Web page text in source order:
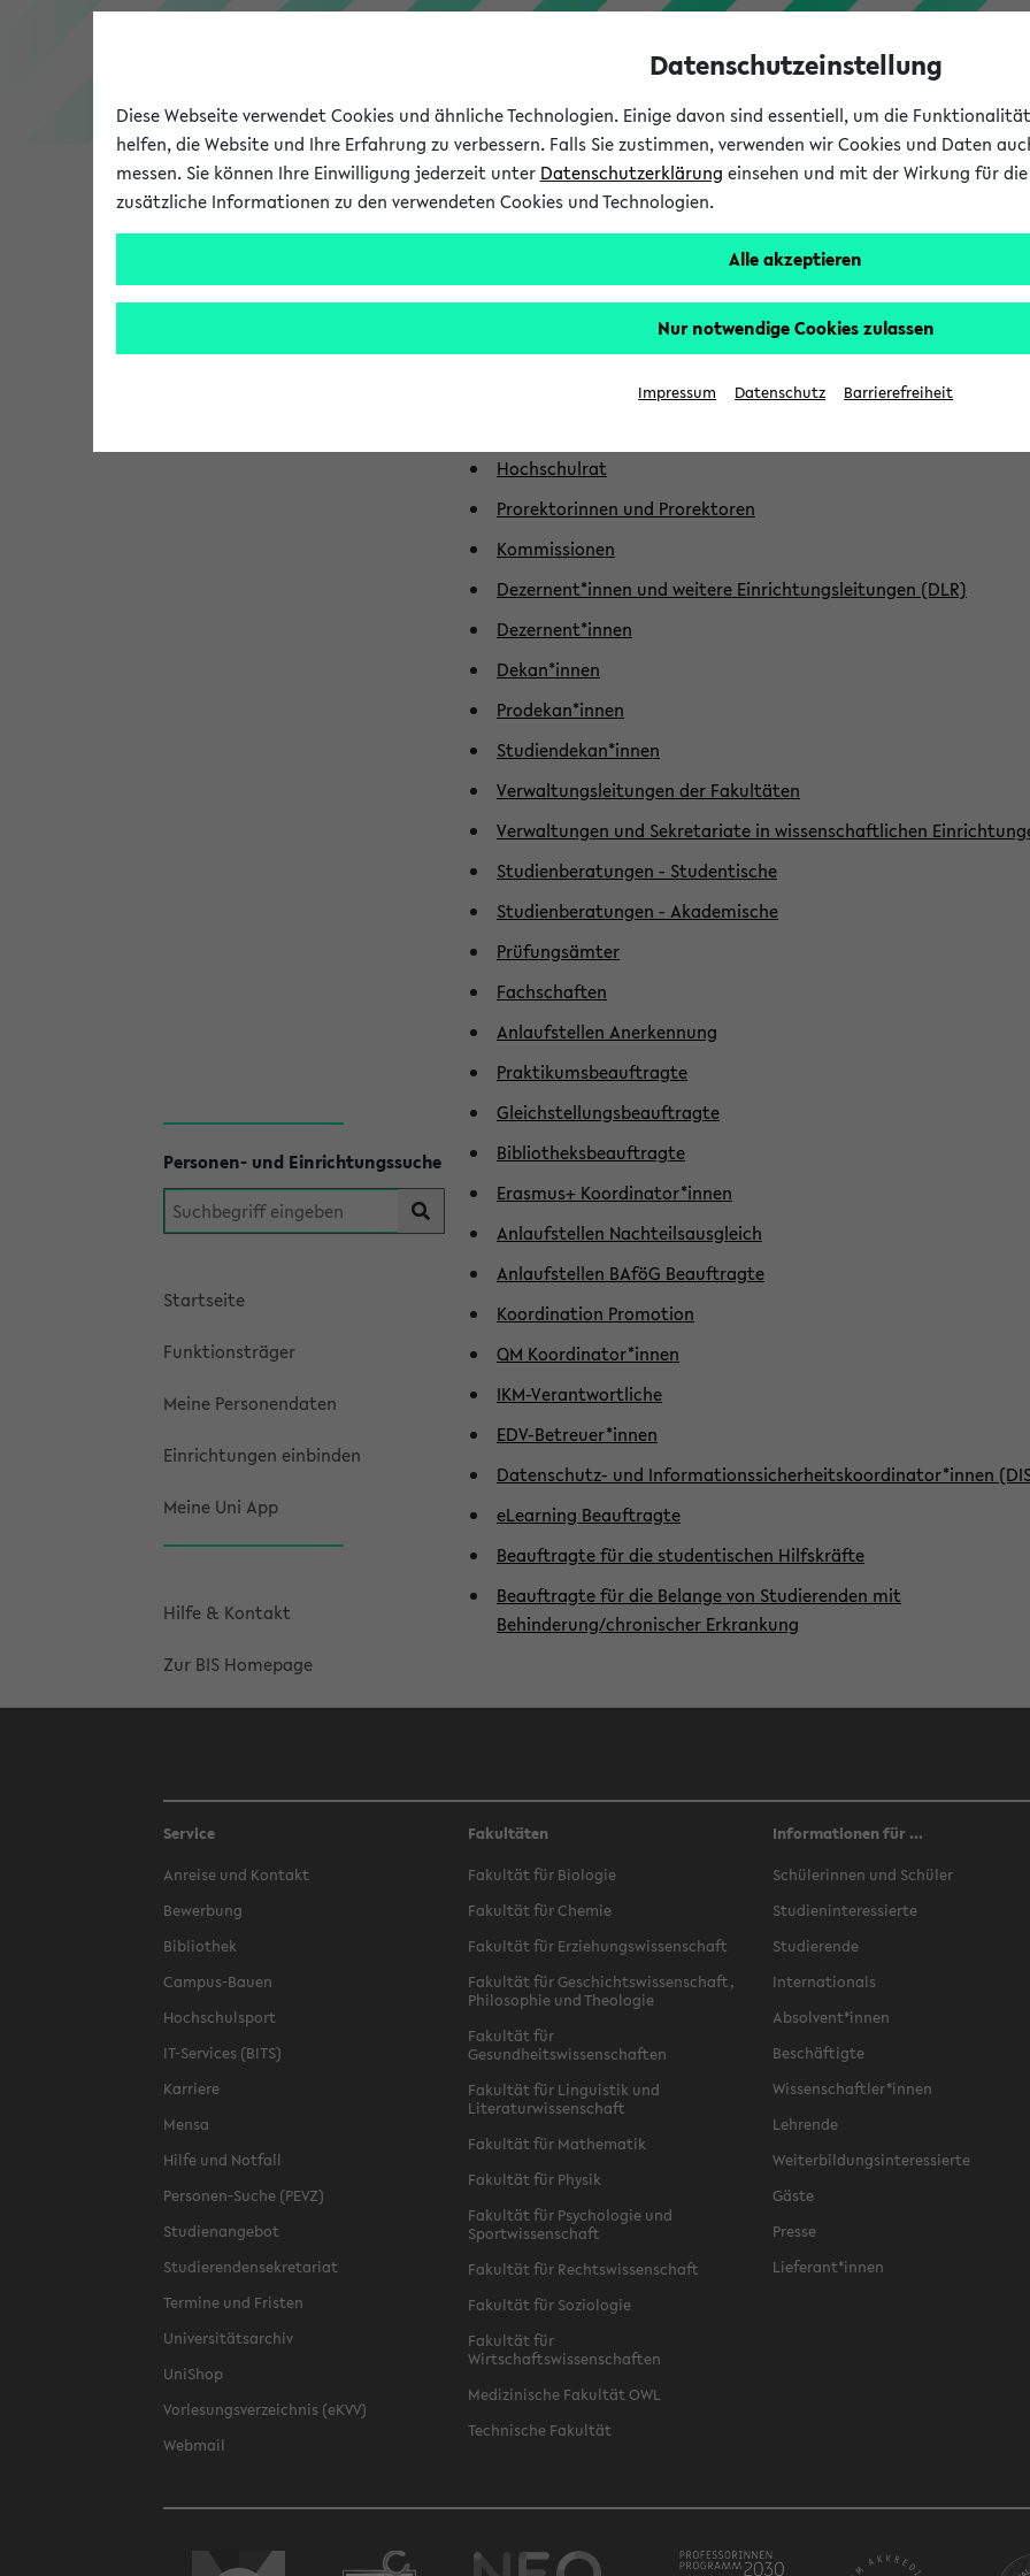
Universität Forschung Studium
Personen- und Einrichtungssuche
Startseite
Funktionsträger
Meine Personendaten
Einrichtungen einbinden
Meine Uni App
Hilfe & Kontakt
Zur BIS Homepage
Funktionsträger
Hochschulrat
Prorektorinnen und Prorektoren
Kommissionen
Dezernent*innen und weitere Einrichtungsleitungen (DLR)
Dezernent*innen
Dekan*innen
Prodekan*innen
Studiendekan*innen
Verwaltungsleitungen der Fakultäten
Verwaltungen und Sekretariate in wissenschaftlichen
Studienberatungen - Studentische
Studienberatungen - Akademische
Prüfungsämter
Fachschaften
Anlaufstellen Anerkennung
Praktikumsbeauftragte
Gleichstellungsbeauftragte
Bibliotheksbeauftragte
Erasmus+ Koordinator*innen
Anlaufstellen Nachteilsausgleich
Anlaufstellen BAföG Beauftragte
Koordination Promotion
QM Koordinator*innen
IKM-Verantwortliche
EDV-Betreuer*innen
Datenschutz- und Informationssicherheitskoordinator*innen
eLearning Beauftragte
Beauftragte für die studentischen Hilfskräfte
Beauftragte für die Belange von Studierenden mit
Behinderung/chronischer Erkrankung
Service
Anreise und Kontakt
Bewerbung
Bibliothek
Campus-Bauen
Hochschulsport
IT-Services (BITS)
Karriere
Mensa
Hilfe und Notfall
Personen-Suche (PEVZ)
Studienangebot
Studierendensekretariat
Termine und Fristen
Universitätsarchiv
UniShop
Vorlesungsverzeichnis (eKVV)
Webmail
Fakultäten
Fakultät für Biologie
Fakultät für Chemie
Fakultät für Erziehungswissenschaft
Fakultät für Geschichtswissenschaft,
Philosophie und Theologie
Fakultät für
Gesundheitswissenschaften
Fakultät für Linguistik und
Literaturwissenschaft
Fakultät für Mathematik
Fakultät für Physik
Fakultät für Psychologie und
Sportwissenschaft
Fakultät für Rechtswissenschaft
Fakultät für Soziologie
Fakultät für
Wirtschaftswissenschaften
Medizinische Fakultät OWL
Technische Fakultät
Informationen für ...
Schülerinnen und Schüler
Studieninteressierte
Studierende
Internationals
Absolvent*innen
Beschäftigte
Wissenschaftler*innen
Lehrende
Weiterbildungsinteressierte
Gäste
Presse
Lieferant*innen
Datenschutzeinstellung
Diese Webseite verwendet Cookies und ähnliche Technologien. Einige davon sind essentiell, um die
helfen, die Website und Ihre Erfahrung zu verbessern. Falls Sie zustimmen, verwenden wir Cookies und Daten
messen. Sie können Ihre Einwilligung jederzeit unter Datenschutzerklärung einsehen und mit der Wirkung für
zusätzliche Informationen zu den verwendeten Cookies und Technologien.
Alle akzeptieren
Nur notwendige Cookies zulassen
Impressum Datenschutz Barrierefreiheit